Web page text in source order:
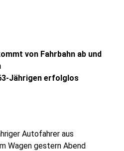
von Fahrbahn ab und
Jährigen erfolglos
Autofahrer aus
Wagen gestern Abend